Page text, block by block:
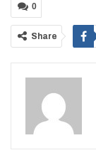
0
Share